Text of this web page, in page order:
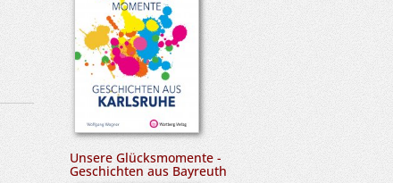
Unsere Glücksmomente -
Geschichten aus Bayreuth